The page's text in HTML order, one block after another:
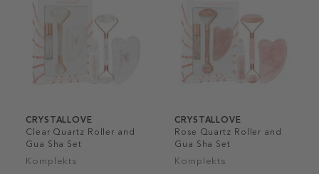
CRYSTALLOVE
Clear Quartz Roller and
Gua Sha Set
Komplekts
CRYSTALLOVE
Rose Quartz Roller and
Gua Sha Set
Komplekts